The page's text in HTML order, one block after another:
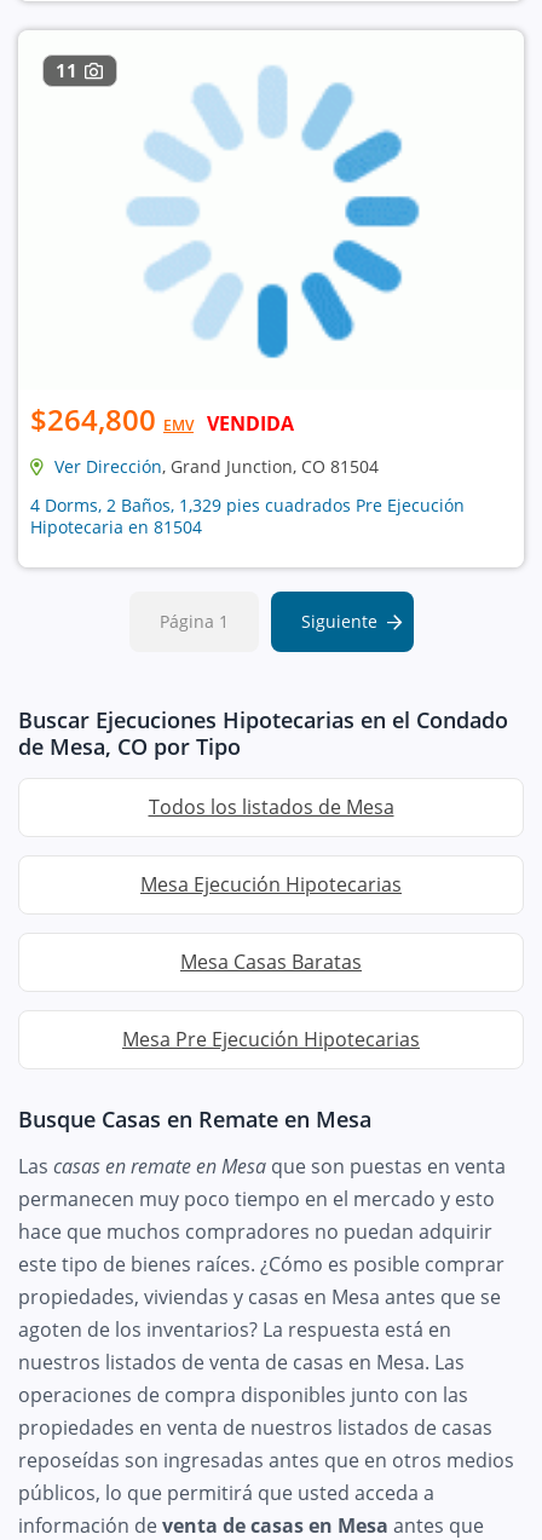
11
$264,800 EMV VENDIDA
Ver Dirección, Grand Junction, CO 81504
4 Dorms, 2 Baños, 1,329 pies cuadrados Pre Ejecución
Hipotecaria en 81504
Página 1 Siguiente
Buscar Ejecuciones Hipotecarias en el Condado
de Mesa, CO por Tipo
Todos los listados de Mesa
Mesa Ejecución Hipotecarias
Mesa Casas Baratas
Mesa Pre Ejecución Hipotecarias
Busque Casas en Remate en Mesa
Las casas en remate en Mesa que son puestas en venta
permanecen muy poco tiempo en el mercado y esto
hace que muchos compradores no puedan adquirir
este tipo de bienes raíces. ¿Cómo es posible comprar
propiedades, viviendas y casas en Mesa antes que se
agoten de los inventarios? La respuesta está en
nuestros listados de venta de casas en Mesa. Las
operaciones de compra disponibles junto con las
propiedades en venta de nuestros listados de casas
reposeídas son ingresadas antes que en otros medios
públicos, lo que permitirá que usted acceda a
información deventa de casas en Mesa antes que